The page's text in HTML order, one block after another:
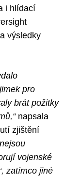
i hlídací
výsledky
pro
brát požitky
napsala
zjištění
vojenské
zatímco jiné